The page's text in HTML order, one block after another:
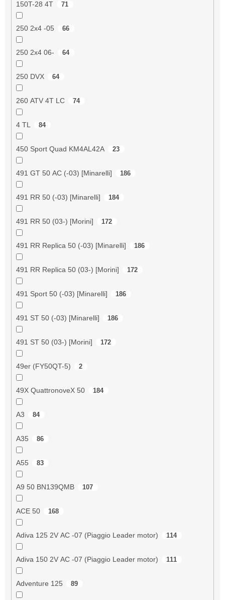
150T-28 4T 71
250 2x4 -05 66
250 2x4 06- 64
250 DVX 64
260 ATV 4T LC 74
4 TL 84
450 Sport Quad KM4AL42A 23
491 GT 50 AC (-03) [Minarelli] 186
491 RR 50 (-03) [Minarelli] 184
491 RR 50 (03-) [Morini] 172
491 RR Replica 50 (-03) [Minarelli] 186
491 RR Replica 50 (03-) [Morini] 172
491 Sport 50 (-03) [Minarelli] 186
491 ST 50 (-03) [Minarelli] 186
491 ST 50 (03-) [Morini] 172
49er (FY50QT-5) 2
49X QuattronoveX 50 184
A3 84
A35 86
A55 83
A9 50 BN139QMB 107
ACE 50 168
Adiva 125 2V AC -07 (Piaggio Leader motor) 114
Adiva 150 2V AC -07 (Piaggio Leader motor) 111
Adventure 125 89